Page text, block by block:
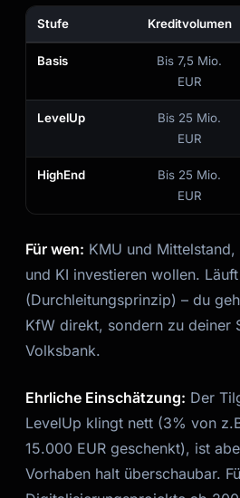
Stufe Kreditvolumen
Basis
Bis 7,5 Mio.
EUR
LevelUp
Bis 25 Mio.
EUR
HighEnd
Bis 25 Mio.
EUR
Für wen: KMU und
und KI investieren wollen.
(Durchleitungsprinzip) – du
KfW direkt, sondern zu deiner
Volksbank.
Ehrliche Einschätzung: Der
LevelUp klingt nett (3% von
15.000 EUR geschenkt), ist
Vorhaben halt überschaubar.